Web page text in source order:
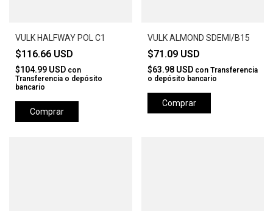
VULK HALFWAY POL C1
$116.66 USD
$104.99 USD con
Transferencia o depósito
bancario
Comprar
VULK ALMOND SDEMI/B15
$71.09 USD
$63.98 USD con Transferencia
o depósito bancario
Comprar